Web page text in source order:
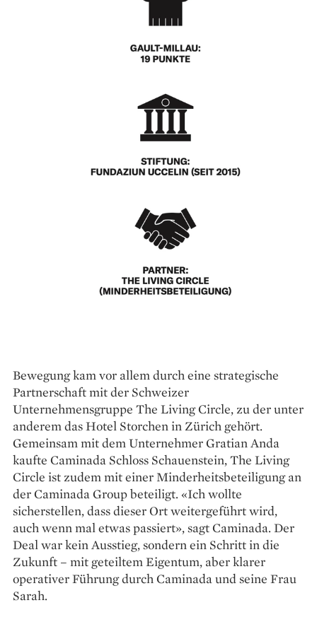
Bewegung kam vor allem durch eine ­strategische
Partnerschaft mit der Schweizer
Unternehmensgruppe The Living Circle, zu der ­unter
anderem das Hotel Storchen in Zürich gehört.
Gemeinsam mit dem Unternehmer Gratian Anda
kaufte Caminada Schloss Schauenstein, The ­Living
Circle ist zudem mit einer Minderheits­beteiligung an
der Caminada Group beteiligt. «Ich wollte
sicherstellen, dass dieser Ort weitergeführt wird,
auch wenn mal etwas passiert», sagt Caminada. Der
Deal war kein Ausstieg, sondern ein Schritt in die
Zukunft – mit geteiltem Eigentum, aber klarer
operativer Führung durch Ca­minada und seine Frau
Sarah.